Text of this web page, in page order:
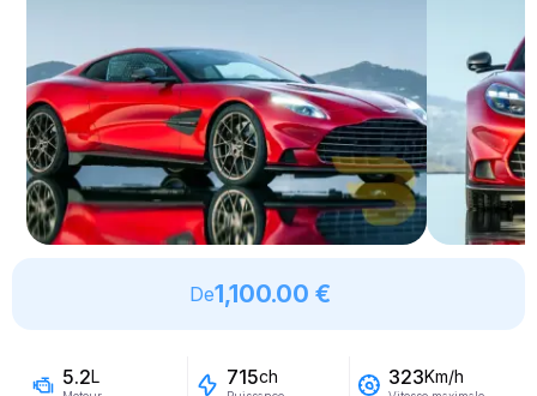
De1,100.00 €
5.2L 715ch 323Km/h